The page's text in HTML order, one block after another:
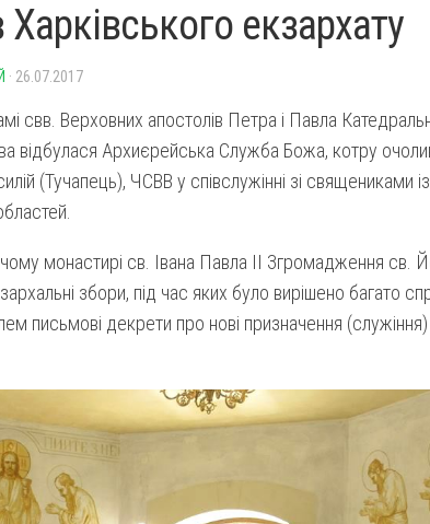
екзархату
· 26.07.2017
свв. Верховних апостолів Петра і Павла
відбулася Архиєрейська Служба Божа, котру
(Тучапець), ЧСВВ у співслужінні зі священиками із
монастирі св. Івана Павла ІІ Згромадження
збори, під час яких було вирішено багато
письмові декрети про нові призначення